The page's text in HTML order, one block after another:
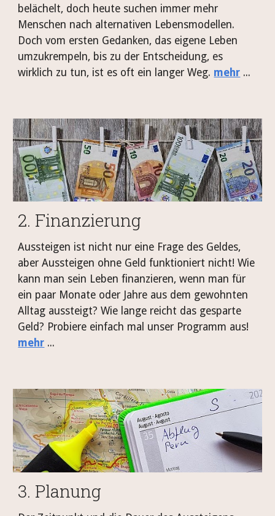
belächelt, doch heute suchen immer mehr
Menschen nach alternativen Lebensmodellen.
Doch vom ersten Gedanken, das eigene Leben
umzukrempeln, bis zu der Entscheidung, es
wirklich zu tun, ist es oft ein langer Weg. mehr ...
2. Finanzierung
Aussteigen ist nicht nur eine Frage des Geldes,
aber Aussteigen ohne Geld funktioniert nicht! Wie
kann man sein Leben finanzieren, wenn man für
ein paar Monate oder Jahre aus dem gewohnten
Alltag aussteigt? Wie lange reicht das gesparte
Geld? Probiere einfach mal unser Programm aus!
mehr ...
3. Planung